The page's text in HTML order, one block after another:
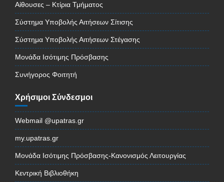
Αίθουσες – Κτίρια Τμήματος
Σύστημα Υποβολής Αιτήσεων Σίτισης
Σύστημα Υποβολής Αιτήσεων Στέγασης
Μονάδα Ισότιμης Πρόσβασης
Συνήγορος Φοιτητή
Χρήσιμοι Σύνδεσμοι
Webmail @upatras.gr
my.upatras.gr
Μονάδα Ισότιμης Πρόσβασης-Κανονισμός Λειτουργίας
Κεντρική Βιβλιοθήκη